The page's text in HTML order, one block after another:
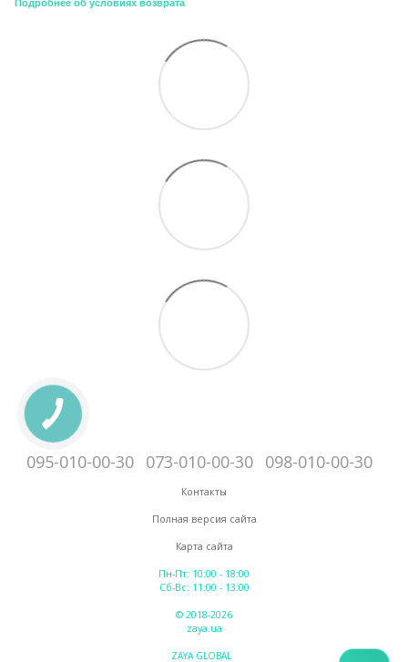
Подробнее об условиях возврата
095-010-00-30 073-010-00-30 098-010-00-30
Контакты
Полная версия сайта
Карта сайта
Пн-Пт: 10:00 - 18:00
Сб-Вс: 11:00 - 13:00
© 2018-2026
zaya.ua
ZAYA GLOBAL